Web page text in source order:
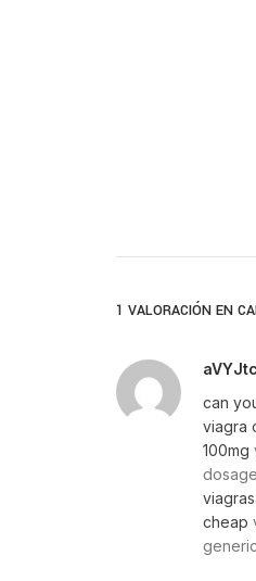
1 VALORACIÓN EN
can
viagra
100mg
cheap